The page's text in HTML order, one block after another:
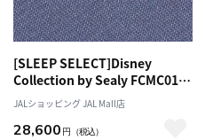
[SLEEP SELECT]Disney
Collection by Sealy FCMC01
Comforter Case（コンフォー
ターケース）〔ダブル〕 ブルー
グレー
JALショッピング JAL Mall店
28,600 円 （税込）